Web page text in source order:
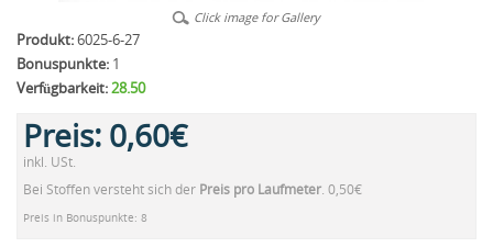
Click image for Gallery
Produkt:6025-6-27
Bonuspunkte: 1
Verfügbarkeit:28.50
Preis: 0,60€
inkl. USt.
Bei Stoffen versteht sich der Preis pro Laufmeter. 0,50€
Preis in Bonuspunkte: 8